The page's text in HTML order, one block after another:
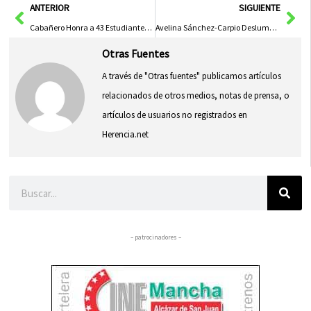
AntANTERIOR
Cabañero Honra a 43 Estudiantes Destacados y a la Escuela Musical ‘Sierra de Alcaraz’ en la Gala de la Música de Madrigueras
SIGUIENTE
Avelina Sánchez-Carpio Deslumbra Toledo con Su Exposición ‘La luz del color’
Otras Fuentes
A través de "Otras fuentes" publicamos artículos
relacionados de otros medios, notas de prensa, o
artículos de usuarios no registrados en
Herencia.net
– patrocinadores –